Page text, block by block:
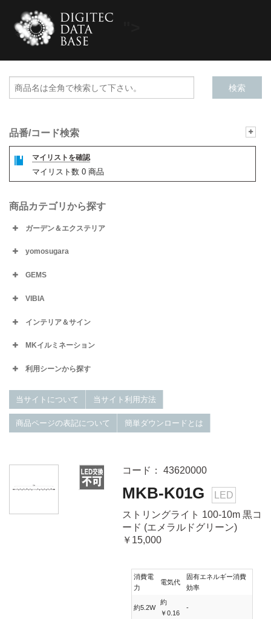
品番/コード検索
マイリストを確認
マイリスト数 0 商品
商品カテゴリから探す
ガーデン＆エクステリア
yomosugara
GEMS
VIBIA
インテリア＆サイン
MKイルミネーション
利用シーンから探す
当サイトについて 当サイト利用方法
商品ページの表記について 簡単ダウンロードとは
コード： 43620000
MKB-K01G
LED
ストリングライト 100-10m 黒コ
ード (エメラルドグリーン)
￥15,000
消費電
力
電気代
固有エネルギー消費
効率
約5.2W
約
￥0.16
-